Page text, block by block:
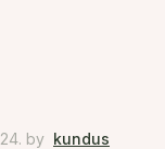
by kundus